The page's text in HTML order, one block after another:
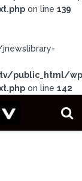
on line 139
public_html/
on line 142